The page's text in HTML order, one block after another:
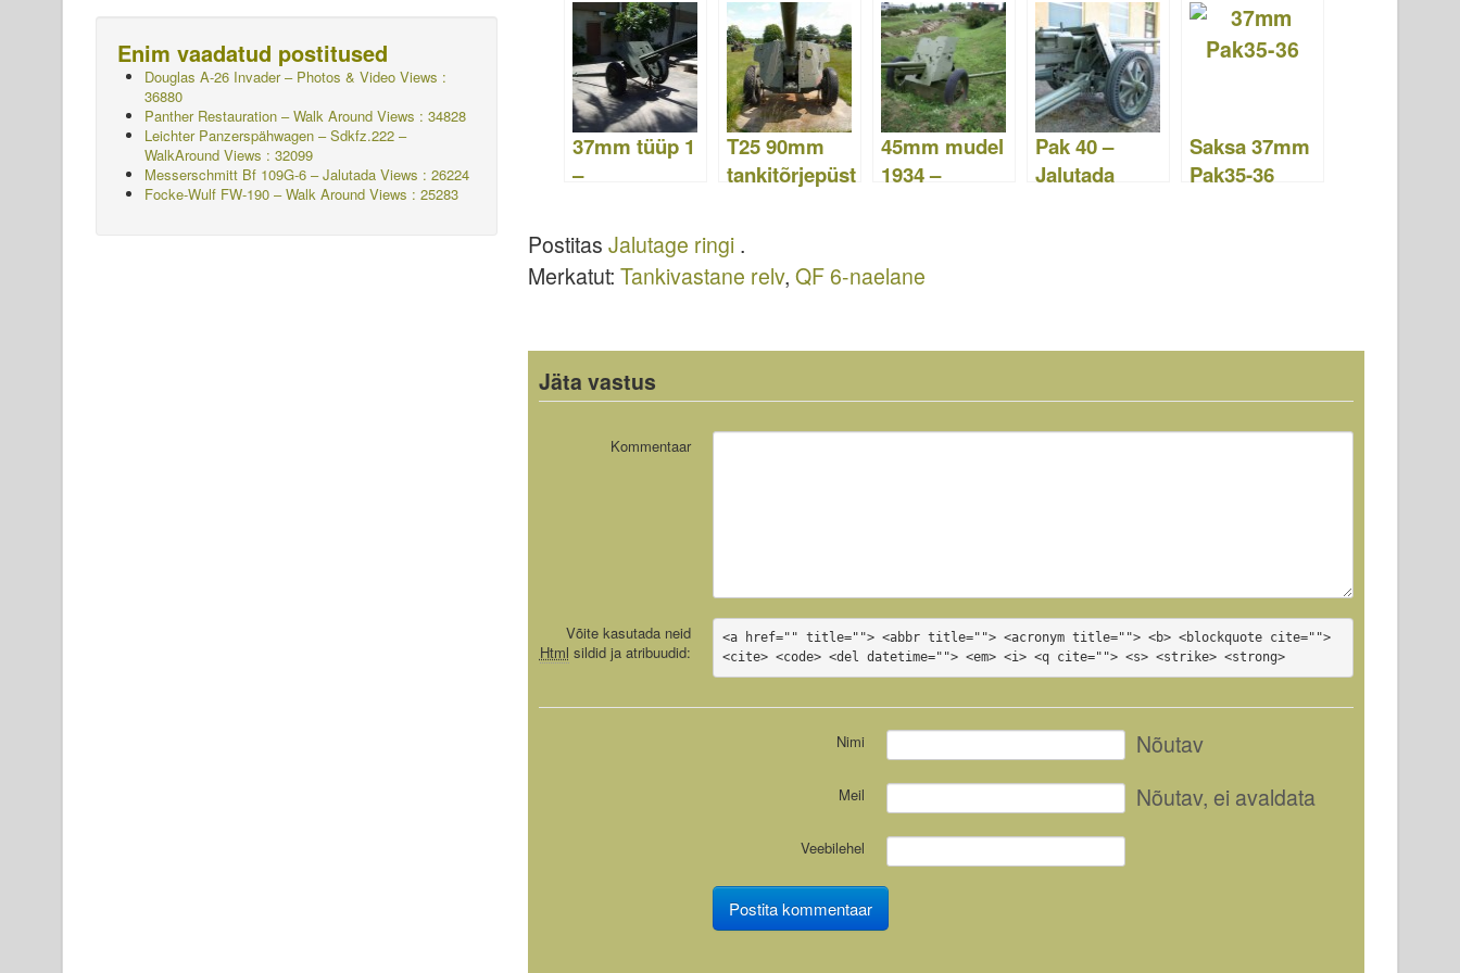
fotod ja
videod
Walk Around
37mm tüüp 1
–
T25 90mm
tankitõrjepüst
WalkAround
45mm mudel
1934 –
Pak 40 –
Jalutada
Saksa 37mm
Pak35-36
Postitas Jalutage ringi .
Merkatut: Tankivastane relv, QF 6-naelane
Jäta vastus
Kommentaar
Võite kasutada neid
Html sildid ja atribuudid:
<a href="" title=""> <abbr title=""> <acronym title=""> <b> <blockquote cite="">
<cite> <code> <del datetime=""> <em> <i> <q cite=""> <s> <strike> <strong>
Nimi Nõutav
Meil Nõutav, ei avaldata
Veebilehel
Enim vaadatud postitused
Douglas A-26 Invader – Photos & Video Views :
36880
Panther Restauration – Walk Around Views : 34828
Leichter Panzerspähwagen – Sdkfz.222 –
WalkAround Views : 32099
Messerschmitt Bf 109G-6 – Jalutada Views : 26224
Focke-Wulf FW-190 – Walk Around Views : 25283